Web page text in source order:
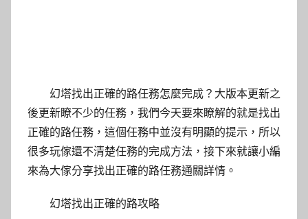
幻塔找出正確的路任務怎麼完成？大版本更新之
後更新瞭不少的任務，我們今天要來瞭解的就是找出
正確的路任務，這個任務中並沒有明顯的提示，所以
很多玩傢還不清楚任務的完成方法，接下來就讓小編
來為大傢分享找出正確的路任務通關詳情。
幻塔找出正確的路攻略